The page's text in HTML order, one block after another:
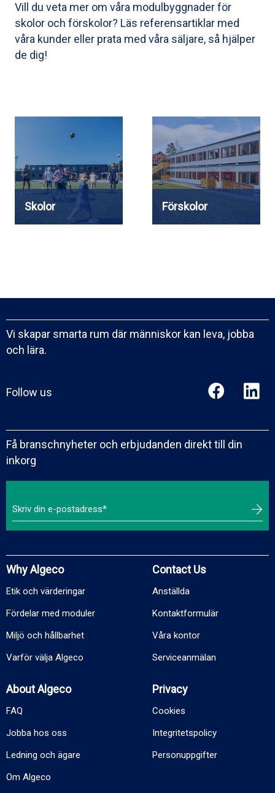
Vill du veta mer om våra modulbyggnader för
skolor och förskolor? Läs referensartiklar med
våra kunder eller prata med våra säljare, så hjälper
de dig!
Skolor Förskolor
Vi skapar smarta rum där människor kan leva, jobba
och lära.
Follow us
Få branschnyheter och erbjudanden direkt till din
inkorg
Why Algeco
Etik och värderingar
Fördelar med moduler
Miljö och hållbarhet
Varför välja Algeco
Contact Us
Anställda
Kontaktformulär
Våra kontor
Serviceanmälan
About Algeco
FAQ
Jobba hos oss
Ledning och ägare
Om Algeco
Privacy
Cookies
Integritetspolicy
Personuppgifter